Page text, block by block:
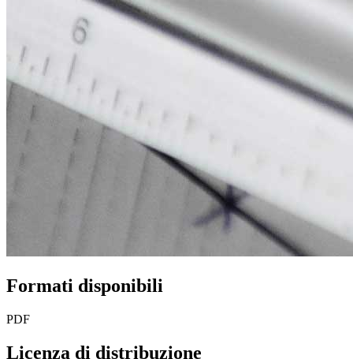
Formati disponibili
PDF
Licenza di distribuzione